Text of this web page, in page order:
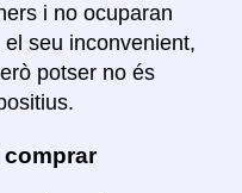
i no ocuparan
seu inconvenient,
potser no és